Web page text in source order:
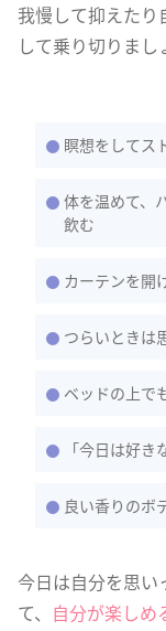
我慢して抑えたり
して乗り切りまし
瞑想をしてス
体を温めて、
飲む
カーテンを開
つらいときは
ベッドの上で
「今日は好
良い香りのボ
今日は自分を思
て、 自分が楽しめ